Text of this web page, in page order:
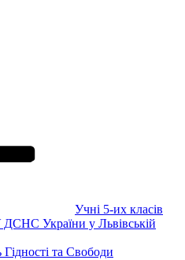
Учні 5-их класів
України у Львівській
Гідності та Свободи